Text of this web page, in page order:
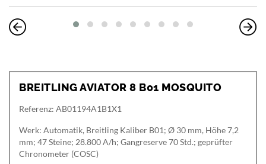
BREITLING AVIATOR 8 B01 MOSQUITO
Referenz: AB01194A1B1X1
Werk: Automatik, Breitling Kaliber B01; Ø 30 mm, Höhe 7,2
mm; 47 Steine; 28.800 A/h; Gangreserve 70 Std.; geprüfter
Chronometer (COSC)